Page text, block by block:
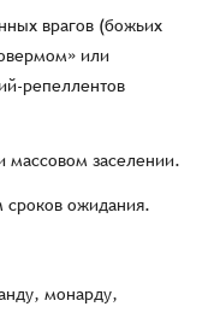
врагов (божьих
или
репеллентов
массовом заселении.
сроков ожидания.
монарду,